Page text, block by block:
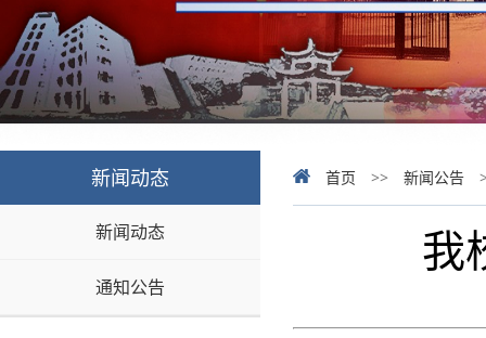
新闻动态
新闻动态
通知公告
首页 >> 新闻公告
我